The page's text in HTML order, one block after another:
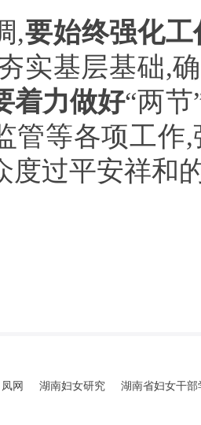
,要始终强化工
实基层基础,
着力做好“两
管等各项工作
度过平安祥和
凤网 湖南妇女研究 湖南省妇女干部